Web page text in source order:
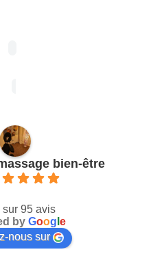
bien-être
sur 95 avis
by Goog e
nous sur